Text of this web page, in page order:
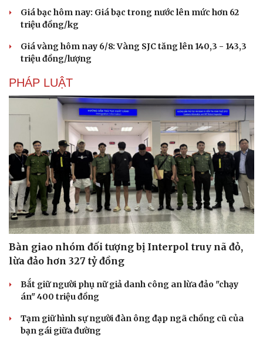
Cải chính
Giá bạc hôm nay: Giá bạc trong nước lên mức hơn 62
triệu đồng/kg
Giá vàng hôm nay 6/8: Vàng SJC tăng lên 140,3 - 143,3
triệu đồng/lượng
PHÁP LUẬT
Bàn giao nhóm đối tượng bị Interpol truy nã đỏ,
lừa đảo hơn 327 tỷ đồng
Bắt giữ người phụ nữ giả danh công an lừa đảo "chạy
án" 400 triệu đồng
Tạm giữ hình sự người đàn ông đạp ngã chồng cũ của
bạn gái giữa đường